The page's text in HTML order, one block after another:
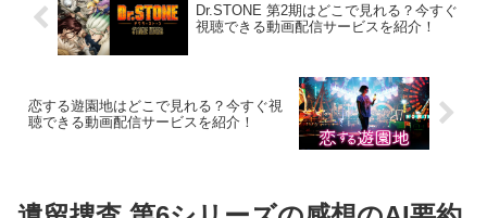
Dr.STONE 第2期はどこで見れる？今すぐ
視聴できる動画配信サービスを紹介！
恋する遊園地はどこで見れる？今すぐ視
聴できる動画配信サービスを紹介！